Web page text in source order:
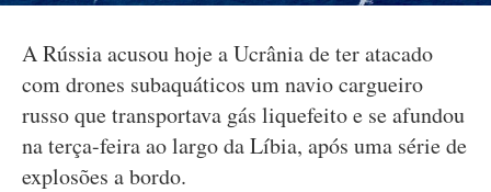
A Rússia acusou hoje a Ucrânia de ter atacado
com drones subaquáticos um navio cargueiro
russo que transportava gás liquefeito e se afundou
na terça-feira ao largo da Líbia, após uma série de
explosões a bordo.